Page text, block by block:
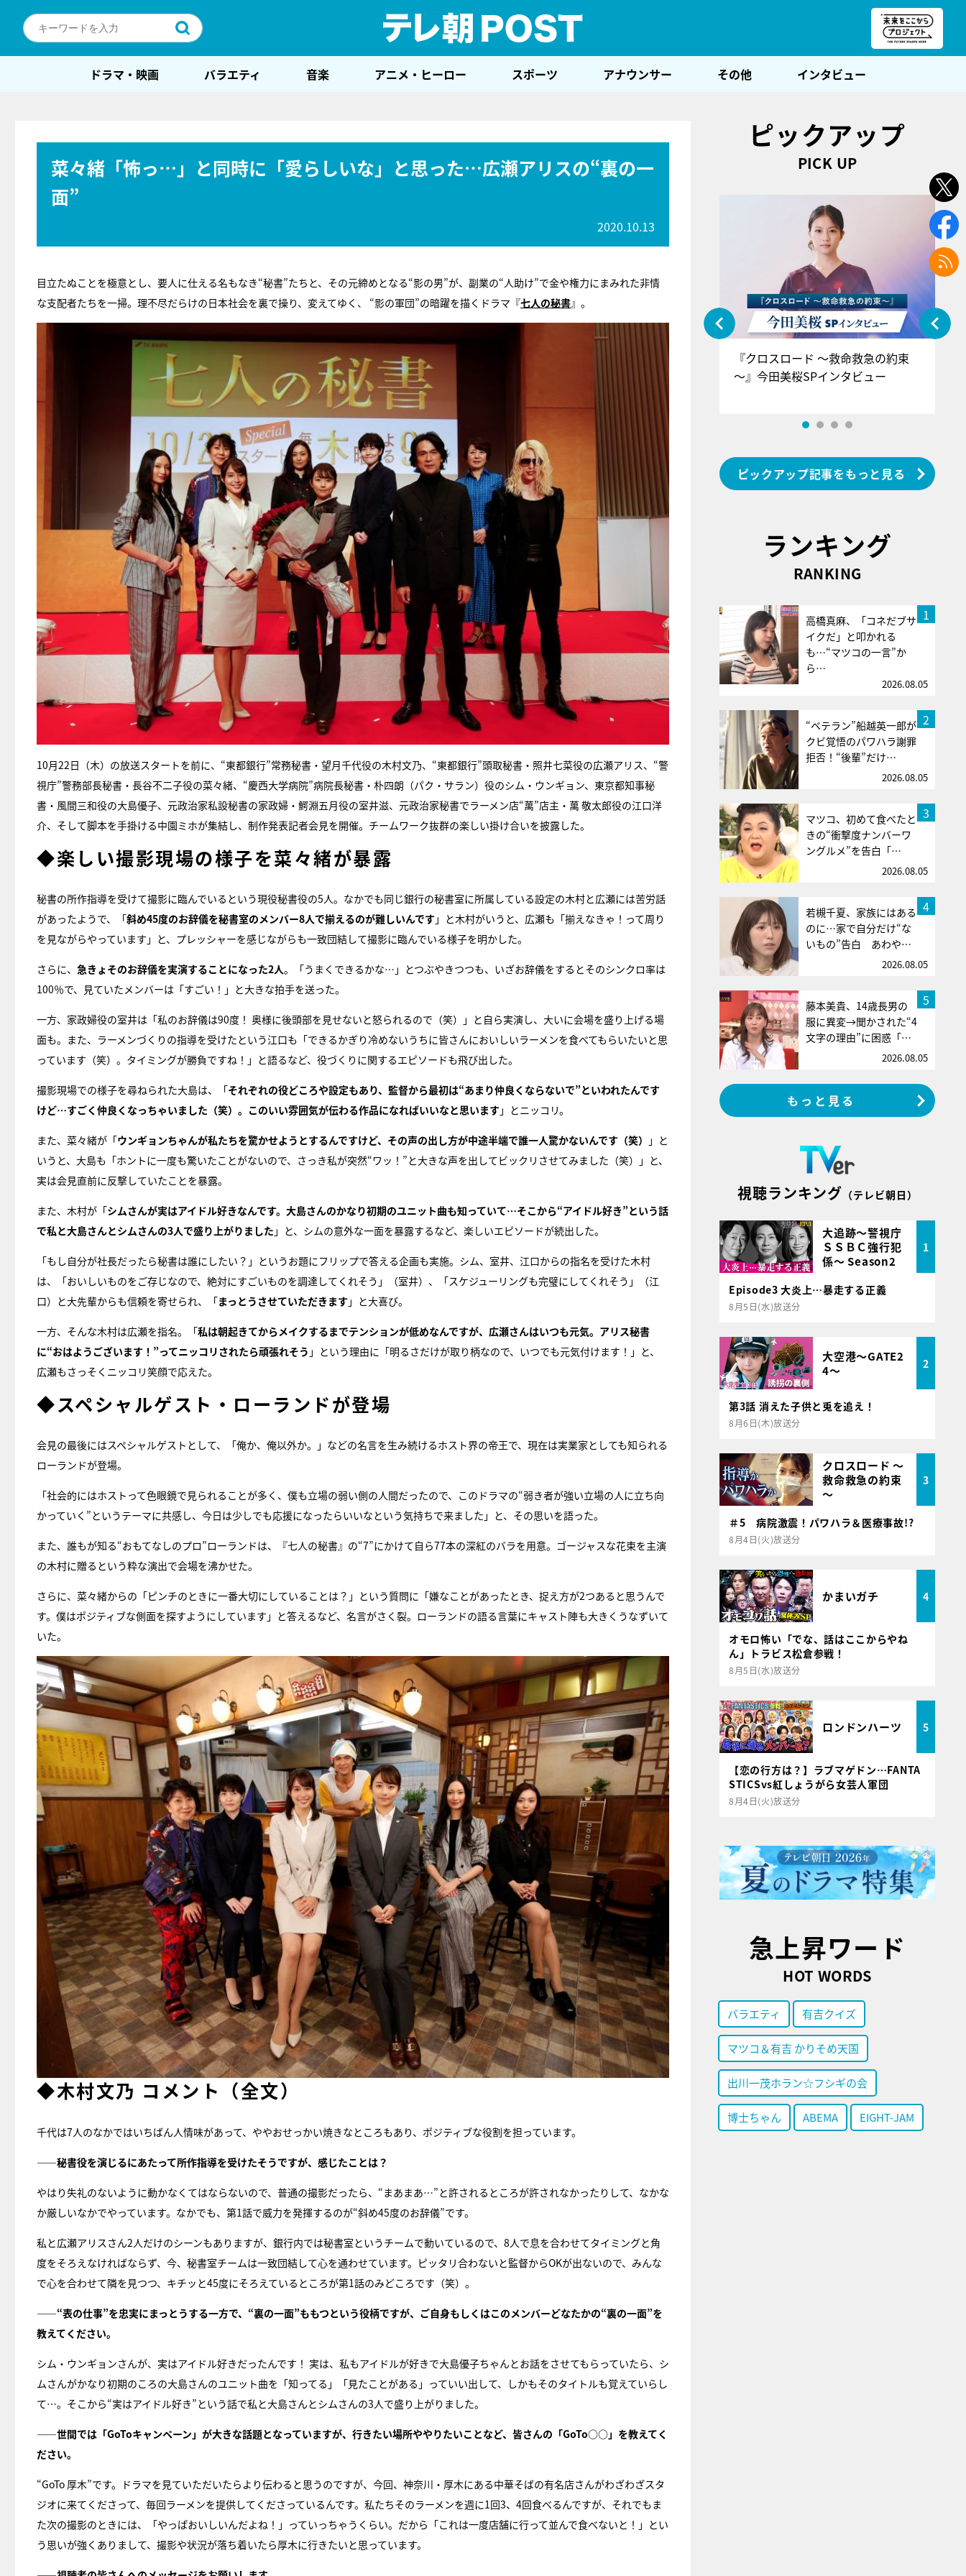
ドラマ・映画 バラエティ 音楽 アニメ・ヒーロー スポーツ アナウンサー その他 インタビュー
菜々緒「怖っ…」と同時に「愛らしいな」と思った…広瀬アリスの“裏の一
面”
2020.10.13
目立たぬことを極意とし、要人に仕える名もなき“秘書”たちと、その元締めとなる“影の男”が、副業の“人助け”で金や権力にまみれた非情
な支配者たちを一掃。理不尽だらけの日本社会を裏で操り、変えてゆく、 “影の軍団”の暗躍を描くドラマ『七人の秘書』。
10月22日（木）の放送スタートを前に、“東都銀行”常務秘書・望月千代役の木村文乃、“東都銀行”頭取秘書・照井七菜役の広瀬アリス、“警
視庁”警務部長秘書・長谷不二子役の菜々緒、“慶西大学病院”病院長秘書・朴四朗（パク・サラン）役のシム・ウンギョン、東京都知事秘
書・風間三和役の大島優子、元政治家私設秘書の家政婦・鰐淵五月役の室井滋、元政治家秘書でラーメン店“萬”店主・萬 敬太郎役の江口洋
介、そして脚本を手掛ける中園ミホが集結し、制作発表記者会見を開催。チームワーク抜群の楽しい掛け合いを披露した。
◆楽しい撮影現場の様子を菜々緒が暴露
秘書の所作指導を受けて撮影に臨んでいるという現役秘書役の5人。なかでも同じ銀行の秘書室に所属している設定の木村と広瀬には苦労話
があったようで、「斜め45度のお辞儀を秘書室のメンバー8人で揃えるのが難しいんです 」と木村がいうと、広瀬も「揃えなきゃ！って周り
を見ながらやっています」と、プレッシャーを感じながらも一致団結して撮影に臨んでいる様子を明かした。
さらに、 急きょそのお辞儀を実演することになった2人。「うまくできるかな…」とつぶやきつつも、いざお辞儀をするとそのシンクロ率は
100％で、見ていたメンバーは「すごい！」と大きな拍手を送った。
一方、家政婦役の室井は「私のお辞儀は90度！ 奥様に後頭部を見せないと怒られるので（笑）」と自ら実演し、大いに会場を盛り上げる場
面も。また、ラーメンづくりの指導を受けたという江口も「できるかぎり冷めないうちに皆さんにおいしいラーメンを食べてもらいたいと思
っています（笑）。タイミングが勝負ですね！」と語るなど、役づくりに関するエピソードも飛び出した。
撮影現場での様子を尋ねられた大島は、「それぞれの役どころや設定もあり、監督から最初は“あまり仲良くならないで”といわれたんです
けど…すごく仲良くなっちゃいました（笑）。このいい雰囲気が伝わる作品になればいいなと思います 」とニッコリ。
また、菜々緒が「ウンギョンちゃんが私たちを驚かせようとするんですけど、その声の出し方が中途半端で誰一人驚かないんです（笑） 」と
いうと、大島も「ホントに一度も驚いたことがないので、さっき私が突然“ワッ！”と大きな声を出してビックリさせてみました（笑）」と、
実は会見直前に反撃していたことを暴露。
また、木村が「シムさんが実はアイドル好きなんです。大島さんのかなり初期のユニット曲も知っていて…そこから“アイドル好き”という話
で私と大島さんとシムさんの3人で盛り上がりました 」と、シムの意外な一面を暴露するなど、楽しいエピソードが続出した。
「もし自分が社長だったら秘書は誰にしたい？」というお題にフリップで答える企画も実施。シム、室井、江口からの指名を受けた木村
は、「おいしいものをご存じなので、絶対にすごいものを調達してくれそう」（室井）、「スケジューリングも完璧にしてくれそう」（江
口）と大先輩からも信頼を寄せられ、「まっとうさせていただきます 」と大喜び。
一方、そんな木村は広瀬を指名。「私は朝起きてからメイクするまでテンションが低めなんですが、広瀬さんはいつも元気。アリス秘書
に“おはようございます！”ってニッコリされたら頑張れそう 」という理由に「明るさだけが取り柄なので、いつでも元気付けます！」と、
広瀬もさっそくニッコリ笑顔で応えた。
◆スペシャルゲスト・ローランドが登場
会見の最後にはスペシャルゲストとして、「俺か、俺以外か。」などの名言を生み続けるホスト界の帝王で、現在は実業家としても知られる
ローランドが登場。
「社会的にはホストって色眼鏡で見られることが多く、僕も立場の弱い側の人間だったので、このドラマの“弱き者が強い立場の人に立ち向
かっていく”というテーマに共感し、今日は少しでも応援になったらいいなという気持ちで来ました」と、その思いを語った。
また、誰もが知る“おもてなしのプロ”ローランドは、『七人の秘書』の“7”にかけて自ら77本の深紅のバラを用意。ゴージャスな花束を主演
の木村に贈るという粋な演出で会場を沸かせた。
さらに、菜々緒からの「ピンチのときに一番大切にしていることは？」という質問に「嫌なことがあったとき、捉え方が2つあると思うんで
す。僕はポジティブな側面を探すようにしています」と答えるなど、名言がさく裂。ローランドの語る言葉にキャスト陣も大きくうなずいて
いた。
◆木村文乃 コメント（全文）
千代は7人のなかではいちばん人情味があって、ややおせっかい焼きなところもあり、ポジティブな役割を担っています。
――秘書役を演じるにあたって所作指導を受けたそうですが、感じたことは？
やはり失礼のないように動かなくてはならないので、普通の撮影だったら、“まあまあ…”と許されるところが許されなかったりして、なかな
か厳しいなかでやっています。なかでも、第1話で威力を発揮するのが“斜め45度のお辞儀”です。
私と広瀬アリスさん2人だけのシーンもありますが、銀行内では秘書室というチームで動いているので、8人で息を合わせてタイミングと角
度をそろえなければならず、今、秘書室チームは一致団結して心を通わせています。ピッタリ合わないと監督からOKが出ないので、みんな
で心を合わせて隣を見つつ、キチッと45度にそろえているところが第1話のみどころです（笑）。
――“表の仕事”を忠実にまっとうする一方で、“裏の一面”ももつという役柄ですが、ご自身もしくはこのメンバーどなたかの“裏の一面”を
教えてください。
シム・ウンギョンさんが、実はアイドル好きだったんです！ 実は、私もアイドルが好きで大島優子ちゃんとお話をさせてもらっていたら、シ
ムさんがかなり初期のころの大島さんのユニット曲を「知ってる」「見たことがある」っていい出して、しかもそのタイトルも覚えていらし
て…。そこから“実はアイドル好き”という話で私と大島さんとシムさんの3人で盛り上がりました。
――世間では「GoToキャンペーン」が大きな話題となっていますが、行きたい場所ややりたいことなど、皆さんの「GoTo○○」を教えてく
ださい。
“GoTo 厚木”です。ドラマを見ていただいたらより伝わると思うのですが、今回、神奈川・厚木にある中華そばの有名店さんがわざわざスタ
ジオに来てくださって、毎回ラーメンを提供してくださっているんです。私たちそのラーメンを週に1回3、4回食べるんですが、それでもま
た次の撮影のときには、「やっぱおいしいんだよね！」っていっちゃうくらい。だから「これは一度店舗に行って並んで食べないと！」とい
う思いが強くありまして、撮影や状況が落ち着いたら厚木に行きたいと思っています。
ピックアップ
PICK UP
『アイ＝ラブ！げーみんぐ』＝LOV
E齋藤樹愛羅＆佐々木舞香SPインタ
『クロスロード ～救命救急の約束
～』今田美桜SPインタビュー
ピックアップ記事をもっと見る
ランキング
RANKING
1
高橋真麻、「コネだブサ
イクだ」と叩かれる
も…“マツコの一言”か
ら…
2026.08.05
2
“ベテラン”船越英一郎が
クビ覚悟のパワハラ謝罪
拒否！“後輩”だけ…
2026.08.05
3
マツコ、初めて食べたと
きの“衝撃度ナンバーワ
ングルメ”を告白「…
2026.08.05
4
若槻千夏、家族にはある
のに…家で自分だけ“な
いもの”告白 あわや…
2026.08.05
5
藤本美貴、14歳長男の
服に異変→聞かされた“4
文字の理由”に困惑「…
2026.08.05
もっと見る
視聴ランキング （テレビ朝日）
大追跡～警視庁
ＳＳＢＣ強行犯
係～ Season2
1
Episode3 大炎上…暴走する正義
8月5日(水)放送分
大空港～GATE2
4～
2
第3話 消えた子供と兎を追え！
8月6日(木)放送分
クロスロード ～
救命救急の約束
～
3
＃5 病院激震！パワハラ＆医療事故!?
8月4日(火)放送分
かまいガチ 4
オモロ怖い「でな、話はここからやね
ん」トラビス松倉参戦！
8月5日(水)放送分
ロンドンハーツ 5
【恋の行方は？】ラブマゲドン…FANTA
STICSvs紅しょうがら女芸人軍団
8月4日(火)放送分
急上昇ワード
HOT WORDS
バラエティ 有吉クイズ
マツコ＆有吉 かりそめ天国
出川一茂ホラン☆フシギの会
博士ちゃん ABEMA EIGHT-JAM